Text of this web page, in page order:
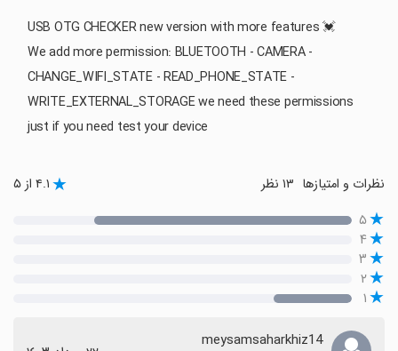
USB OTG CHECKER new version with more features 💓
We add more permission: BLUETOOTH - CAMERA -
CHANGE_WIFI_STATE - READ_PHONE_STATE -
WRITE_EXTERNAL_STORAGE we need these permissions
just if you need test your device
نظرات و امتیازها ۴.۱ از ۵
۵
۴
۳
۲
۱
meysamsaharkhiz14